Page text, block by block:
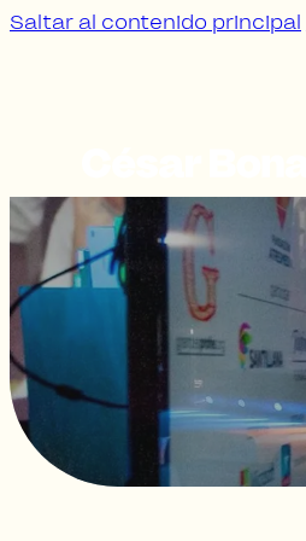
Saltar al contenido principal